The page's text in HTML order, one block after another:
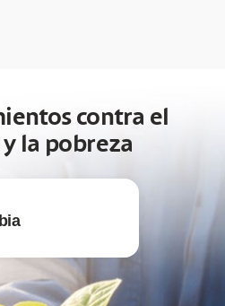
contra el
la pobreza